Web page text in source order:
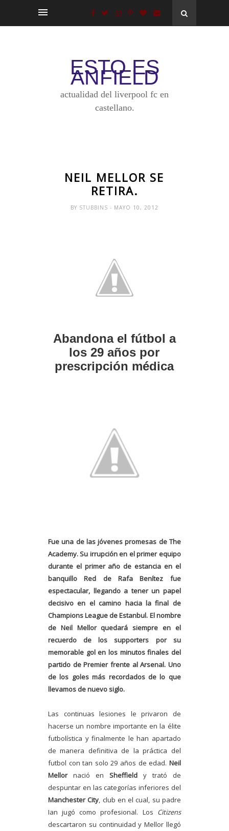
ESTO ES
ANFIELD
actualidad del liverpool fc en
castellano.
NEIL MELLOR SE
RETIRA.
BY STUBBINS - MAYO 10, 2012
Abandona el fútbol a
los 29 años por
prescripción médica
Fue una de las jóvenes promesas de The
Academy. Su irrupción en el primer equipo
durante el primer año de estancia en el
banquillo Red de Rafa Benítez fue
espectacular, llegando a tener un papel
decisivo en el camino hacia la final de
Champions League de Estanbul. El nombre
de Neil Mellor quedará siempre en el
recuerdo de los supporters por su
memorable gol en los minutos finales del
partido de Premier frente al Arsenal. Uno
de los goles más recordados de lo que
llevamos de nuevo siglo.
Las continuas lesiones le privaron de
hacerse un nombre importante en la élite
futbolística y finalmente le han apartado
de manera definitiva de la práctica del
futbol con tan solo 29 años de edad. Neil
Mellornació en Sheffieldy trató de
despuntar en las categorías inferiores del
Manchester City, club en el cual, su padre
Ian jugó como profesional. Los Citizens
descartaron su continuidad y Mellor llegó